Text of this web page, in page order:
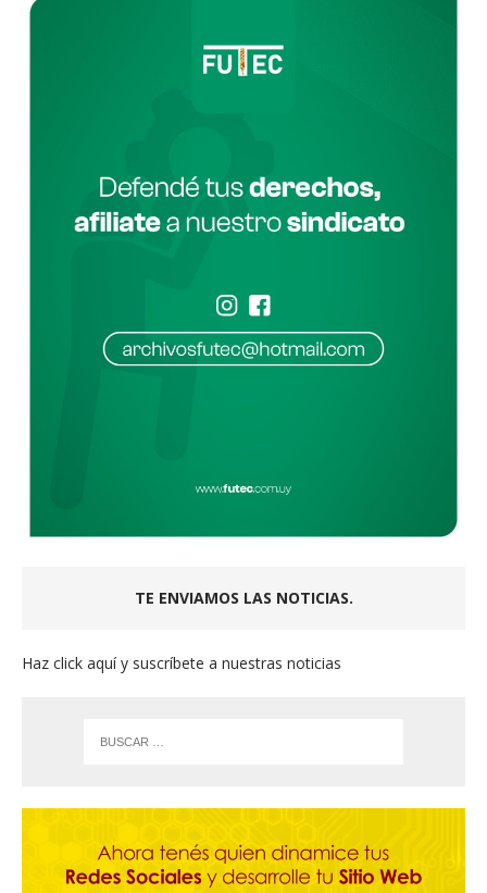
TE ENVIAMOS LAS NOTICIAS.
Haz click aquí y suscríbete a nuestras noticias